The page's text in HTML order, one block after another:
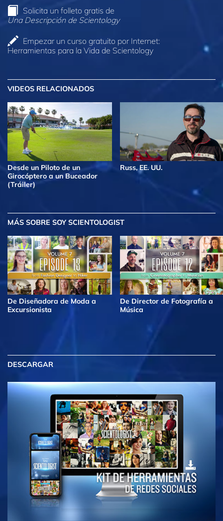
Solicita un folleto gratis de
Una Descripción de Scientology
Empezar un curso gratuito por Internet:
Herramientas para la Vida de Scientology
VIDEOS RELACIONADOS
Desde un Piloto de un
Girocóptero a un Buceador
(Tráiler)
Russ, EE. UU.
MÁS SOBRE SOY SCIENTOLOGIST
De Diseñadora de Moda a
Excursionista
De Director de Fotografía a
Música
DESCARGAR